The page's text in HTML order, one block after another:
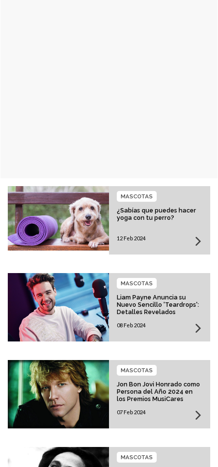
¿Sabías que puedes hacer
yoga con tu perro?
MASCOTAS
12 Feb 2024
Liam Payne Anuncia su
Nuevo Sencillo 'Teardrops':
Detalles Revelados
MASCOTAS
08 Feb 2024
Jon Bon Jovi Honrado como
Persona del Año 2024 en
los Premios MusiCares
MASCOTAS
07 Feb 2024
MASCOTAS